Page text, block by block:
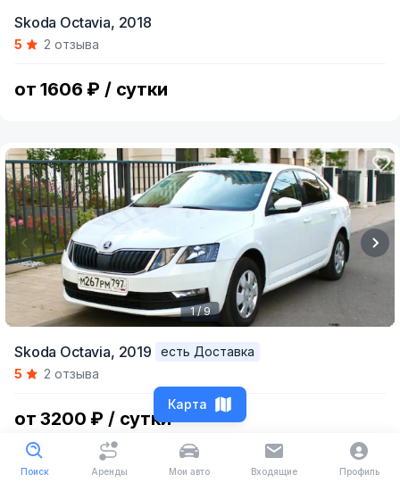
of
Skoda Octavia, 2018
5 2 отзыва
от 1606 ₽ / сутки
of
1 / 9
Skoda Octavia, 2019
есть Доставка
5
2 отзыва
от 3200 ₽ / сутки
Поиск Аренды Мои авто Входящие Профиль
Карта